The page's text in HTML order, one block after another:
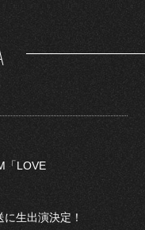
「LOVE
生出演決定！